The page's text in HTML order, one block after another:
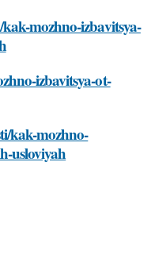
mozhno-izbavitsya-
izbavitsya-ot-
kak-mozhno-
usloviyah